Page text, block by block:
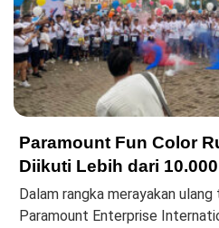
Paramount Fun Color
Diikuti Lebih dari
Dalam rangka merayakan
Paramount Enterprise